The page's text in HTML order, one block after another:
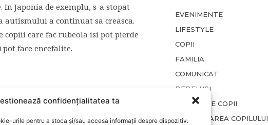
confidențialitatea ta
urile pentru a stoca și/sau accesa informații despre dispozitiv.
Japonia de exemplu, s-a stopat
a continuat sa creasca.
care fac rubeola isi pot pierde
face encefalite.
EVENIMENTE
LIFESTYLE
COPII
FAMILIA
COMUNICAT
BEBELUSI
SANATATE COPII
DEZVOLTAREA COPILULUI